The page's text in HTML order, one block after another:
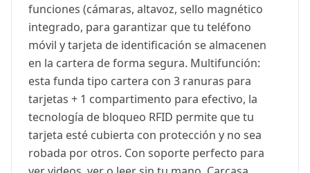
funciones (cámaras, altavoz, sello magnético
integrado, para garantizar que tu teléfono
móvil y tarjeta de identificación se almacenen
en la cartera de forma segura. Multifunción:
esta funda tipo cartera con 3 ranuras para
tarjetas + 1 compartimento para efectivo, la
tecnología de bloqueo RFID permite que tu
tarjeta esté cubierta con protección y no sea
robada por otros. Con soporte perfecto para